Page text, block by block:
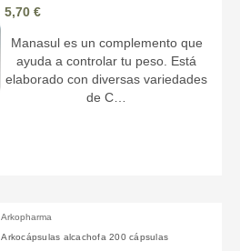
5,70 €
Manasul es un complemento que
ayuda a controlar tu peso. Está
elaborado con diversas variedades
de C…
Arkopharma
Arkocápsulas alcachofa 200 cápsulas